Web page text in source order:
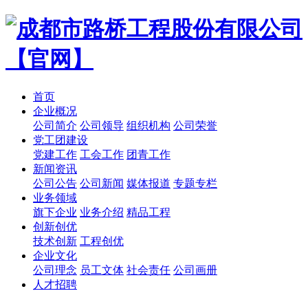
首页
企业概况
公司简介 公司领导 组织机构 公司荣誉
党工团建设
党建工作 工会工作 团青工作
新闻资讯
公司公告 公司新闻 媒体报道 专题专栏
业务领域
旗下企业 业务介绍 精品工程
创新创优
技术创新 工程创优
企业文化
公司理念 员工文体 社会责任 公司画册
人才招聘